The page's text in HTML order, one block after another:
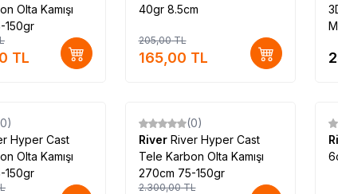
Olta Kamışı
150gr
TL
40gr 8.5cm
205,00TL
165,00 TL
Hyper Cast
Olta Kamışı
150gr
%10
(0)
River River Hyper Cast
Tele Karbon Olta Kamışı
270cm 75-150gr
2.300,00TL